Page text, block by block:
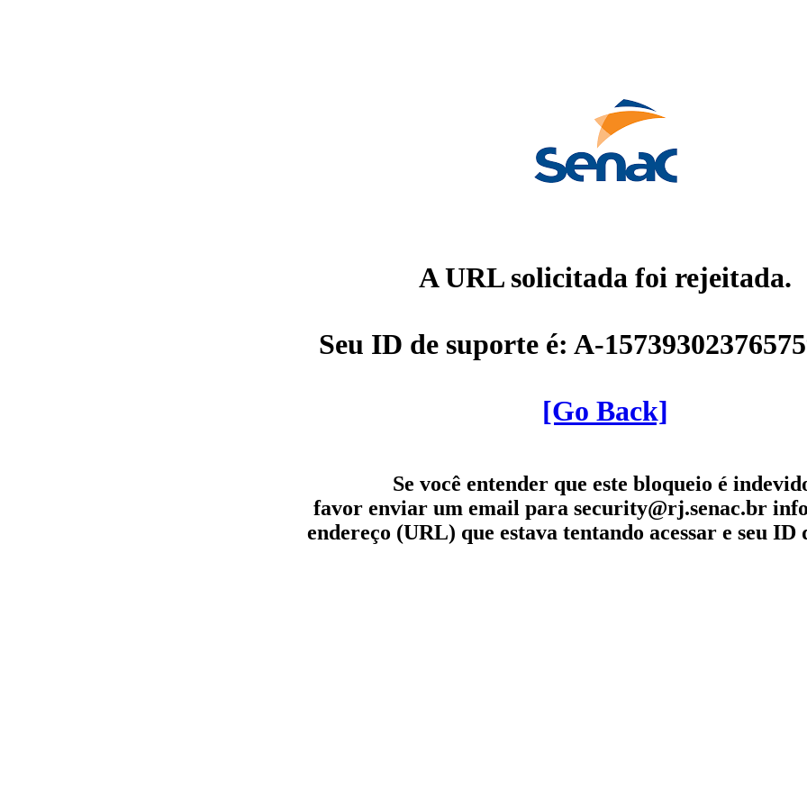
A URL solicitada foi rejeitada.
Seu ID de suporte é: A-
[Go Back]
Se você entender que este bloqueio é
favor enviar um email para security@rj.senac.br
endereço (URL) que estava tentando acessar e seu ID